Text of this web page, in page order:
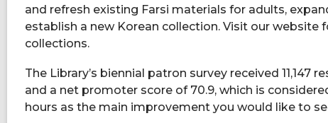
and refresh existing Farsi materials for adults,
establish a new Korean collection. Visit our
collections.
The Library’s biennial patron survey received
and a net promoter score of 70.9, which is
hours as the main improvement you would like to